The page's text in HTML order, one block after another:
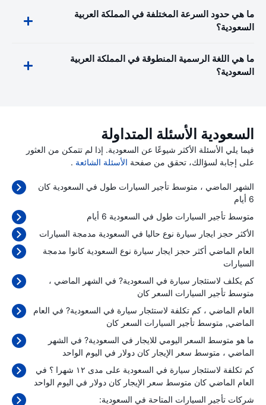
ما هي حدود السرعة المختلفة في المملكة العربية
السعودية؟
ما هي اللغة الرسمية المنطوقة في المملكة العربية
السعودية؟
السعودية الأسئلة المتداولة
فيما يلي الأسئلة الأكثر شيوعًا عن السعودية. إذا لم تتمكن من العثور
على إجابة لسؤالك، تحقق من صفحة الأسئلة الشائعة .
الشهر الماضي ، متوسط تأجير السيارات طول في السعودية كان
6 أيام
متوسط تأجير السيارات طول في السعودية 6 أيام
الأكثر حجز ايجار سيارة نوع حاليا في السعودية مدمجة السيارات
العام الماضي أكثر حجز ايجار سيارة نوع السعودية كانوا مدمجة
السيارات
كم يكلف لاستئجار سيارة في السعودية? في الشهر الماضي ،
متوسط تأجير السيارات السعر كان
العام الماضي ، كم تكلفة لاستئجار سيارة في السعودية? في العام
الماضي, متوسط تأجير السيارات السعر كان
ما هو متوسط السعر اليومي للايجار في السعودية? في الشهر
الماضي ، متوسط سعر الإيجار كان دولار في اليوم الواحد
كم تكلفة لاستئجار سيارة في السعودية على مدى ١٢ شهرا ؟ في
العام الماضي كان متوسط سعر الإيجار كان دولار في اليوم الواحد
شركات تأجير السيارات المتاحة في السعودية: